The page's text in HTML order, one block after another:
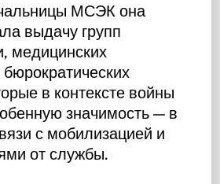
МСЭК она
выдачу групп
медицинских
в контексте войны
значимость — в
с мобилизацией и
от службы.